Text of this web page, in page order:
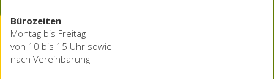
Bürozeiten
Montag bis Freitag
von 10 bis 15 Uhr sowie
nach Vereinbarung